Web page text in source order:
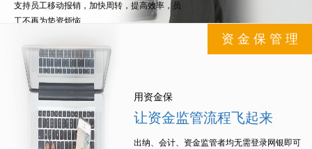
支持员工移动报销，加快周转，提高效率，员
工不再为垫资烦恼
压，影像运作效率
资 金 保 管 理
用资金保
让资金监管流程飞起来
出纳、会计、资金监管者均无需登录网银即可